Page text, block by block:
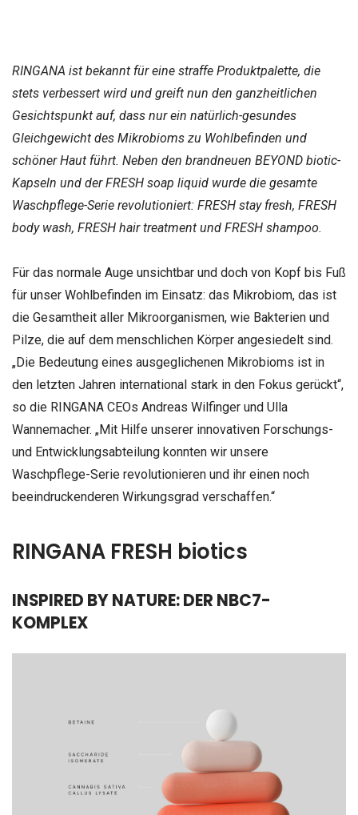
RINGANA ist bekannt für eine straffe Produktpalette, die
stets verbessert wird und greift nun den ganzheitlichen
Gesichtspunkt auf, dass nur ein natürlich-gesundes
Gleichgewicht des Mikrobioms zu Wohlbefinden und
schöner Haut führt. Neben den brandneuen BEYOND biotic-
Kapseln und der FRESH soap liquid wurde die gesamte
Waschpflege-Serie revolutioniert: FRESH stay fresh, FRESH
body wash, FRESH hair treatment und FRESH shampoo.
Für das normale Auge unsichtbar und doch von Kopf bis Fuß
für unser Wohlbefinden im Einsatz: das Mikrobiom, das ist
die Gesamtheit aller Mikroorganismen, wie Bakterien und
Pilze, die auf dem menschlichen Körper angesiedelt sind.
„Die Bedeutung eines ausgeglichenen Mikrobioms ist in
den letzten Jahren international stark in den Fokus gerückt“,
so die RINGANA CEOs Andreas Wilfinger und Ulla
Wannemacher. „Mit Hilfe unserer innovativen Forschungs-
und Entwicklungsabteilung konnten wir unsere
Waschpflege-Serie revolutionieren und ihr einen noch
beeindruckenderen Wirkungsgrad verschaffen.“
RINGANA FRESH biotics
INSPIRED BY NATURE: DER NBC7-
KOMPLEX